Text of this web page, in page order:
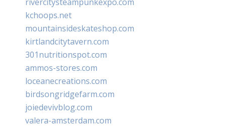
kchoops.net
mountainsideskateshop.com
kirtlandcitytavern.com
301nutritionspot.com
ammos-stores.com
loceanecreations.com
birdsongridgefarm.com
joiedevivblog.com
valera-amsterdam.com